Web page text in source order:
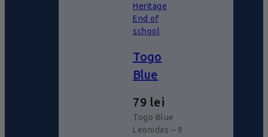
Heritage
End of
school
Togo
Blue
79 lei
Togo Blue
Leonidas – 9